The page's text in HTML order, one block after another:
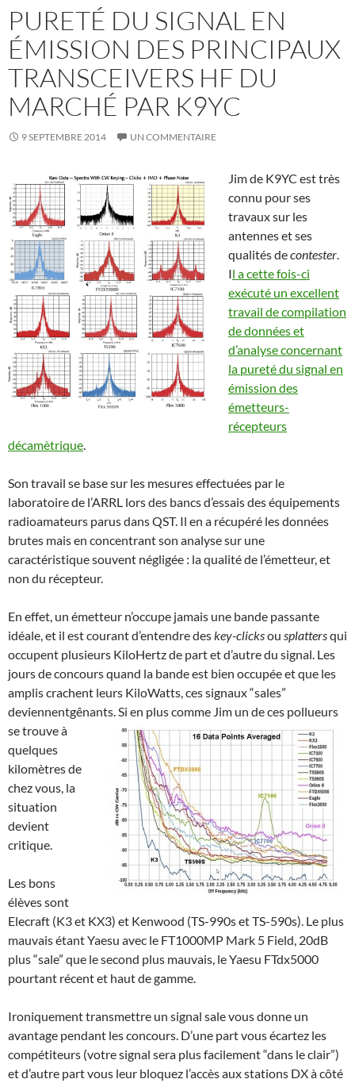
PURETÉ DU SIGNAL EN
ÉMISSION DES PRINCIPAUX
TRANSCEIVERS HF DU
MARCHÉ PAR K9YC
9 SEPTEMBRE 2014 UN COMMENTAIRE
Jim de K9YC est très
connu pour ses
travaux sur les
antennes et ses
qualités decontester
Il a cette fois-ci
exécuté un excellent
travail de compilation
de données et
d’analyse concernant
la pureté du signal en
émission des
émetteurs-
récepteurs
décamètrique
Son travail se base sur les mesures effectuées par le
laboratoire de l’ARRL lors des bancs d’essais des équipements
radioamateurs parus dans QST. Il en a récupéré les données
brutes mais en concentrant son analyse sur une
caractéristique souvent négligée : la qualité de l’émetteur, et
non du récepteur.
En effet, un émetteur n’occupe jamais une bande passante
idéale, et il est courant d’entendre des key-clicksou splattersqui
occupent plusieurs KiloHertz de part et d’autre du signal. Les
jours de concours quand la bande est bien occupée et que les
amplis crachent leurs KiloWatts, ces signaux “sales”
deviennentgênants. Si en plus comme Jim un de ces pollueurs
se trouve à
quelques
kilomètres de
chez vous, la
situation
devient
critique.
Les bons
élèves sont
Elecraft (K3 et KX3) et Kenwood (TS-990s et TS-590s). Le plus
mauvais étant Yaesu avec le FT1000MP Mark 5 Field, 20dB
plus “sale” que le second plus mauvais, le Yaesu FTdx5000
pourtant récent et haut de gamme.
Ironiquement transmettre un signal sale vous donne un
avantage pendant les concours. D’une part vous écartez les
compétiteurs (votre signal sera plus facilement “dans le clair”)
et d’autre part vous leur bloquez l’accès aux stations DX à côté